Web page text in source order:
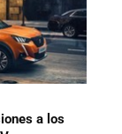
a los